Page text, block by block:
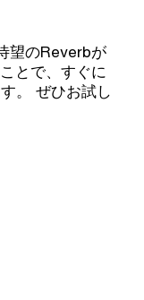
望のReverbが
とで、すぐに
。 ぜひお試し